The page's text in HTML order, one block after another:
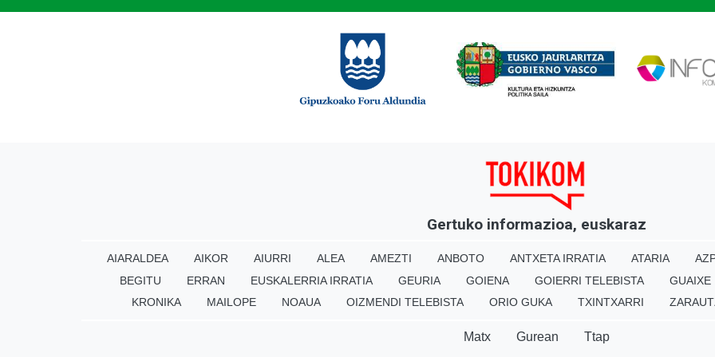
Gertuko informazioa, euskaraz
AIARALDEA AIKOR AIURRI ALEA AMEZTI ANBOTO ANTXETA IRRATIA ATARIA
BEGITU
ERRAN EUSKALERRIA IRRATIA GEURIA GOIENA GOIERRI TELEBISTA
GUAIXE
KRONIKA
MAILOPE NOAUA OIZMENDI TELEBISTA ORIO GUKA TXINTXARRI
Matx Gurean Ttap